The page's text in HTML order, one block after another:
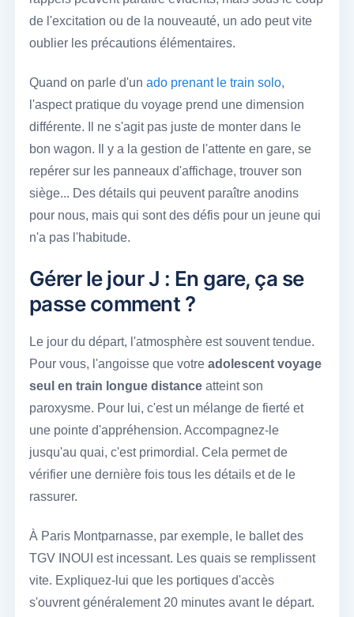
de l'excitation ou de la nouveauté, un ado peut vite
oublier les précautions élémentaires.
Quand on parle d'un ado prenant le train solo,
l'aspect pratique du voyage prend une dimension
différente. Il ne s'agit pas juste de monter dans le
bon wagon. Il y a la gestion de l'attente en gare, se
repérer sur les panneaux d'affichage, trouver son
siège... Des détails qui peuvent paraître anodins
pour nous, mais qui sont des défis pour un jeune qui
n'a pas l'habitude.
Gérer le jour J : En gare, ça se
passe comment ?
Le jour du départ, l'atmosphère est souvent tendue.
Pour vous, l'angoisse que votre adolescent voyage
seul en train longue distanceatteint son
paroxysme. Pour lui, c'est un mélange de fierté et
une pointe d'appréhension. Accompagnez-le
jusqu'au quai, c'est primordial. Cela permet de
vérifier une dernière fois tous les détails et de le
rassurer.
À Paris Montparnasse, par exemple, le ballet des
TGV INOUI est incessant. Les quais se remplissent
vite. Expliquez-lui que les portiques d'accès
s'ouvrent généralement 20 minutes avant le départ.